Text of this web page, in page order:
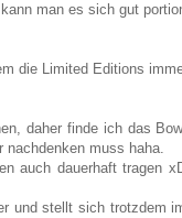
man es sich gut
die Limited Editions
daher finde ich das
nachdenken muss haha.
auch dauerhaft tragen
und stellt sich trotzdem